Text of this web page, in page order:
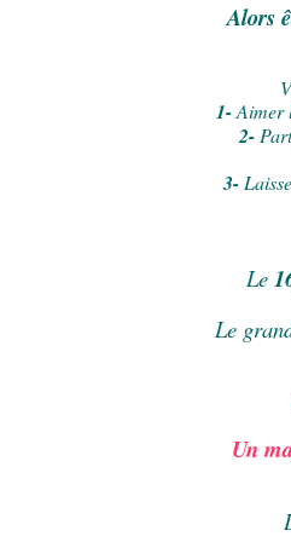
Alors
1-Aimer
2-
3-
Le
Le
Un